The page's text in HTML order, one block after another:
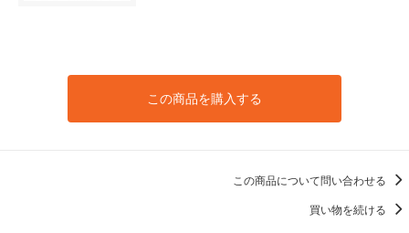
この商品を購入する
この商品について問い合わせる
買い物を続ける